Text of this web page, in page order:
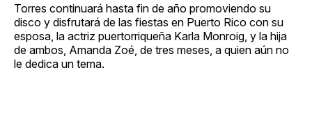
Torres continuará hasta fin de año promoviendo su
disco y disfrutará de las fiestas en Puerto Rico con su
esposa, la actriz puertorriqueña Karla Monroig, y la hija
de ambos, Amanda Zoé, de tres meses, a quien aún no
le dedica un tema.